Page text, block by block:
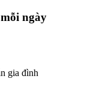
ngày
gia đình